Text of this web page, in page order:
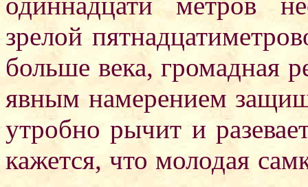
зрелой
больше века, громадная
явным намерением
утробно рычит и
кажется, что молодая